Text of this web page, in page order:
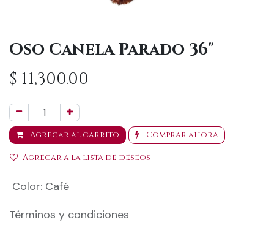
Oso Canela Parado 36"
$ 11,300.00
Agregar al carrito Comprar ahora
Agregar a la lista de deseos
Color: Café
Términos y condiciones